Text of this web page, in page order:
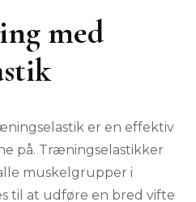
med
er en effektiv
på. Træningselastikker
muskelgrupper i
til at udføre en bred vifte